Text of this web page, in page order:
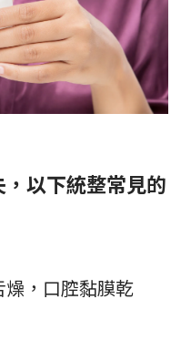
以下統整常見的
，口腔黏膜乾